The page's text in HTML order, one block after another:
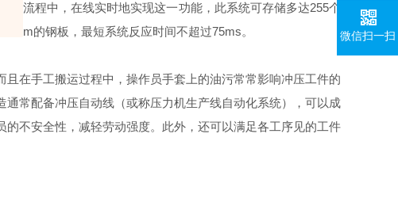
流程中，在线实时地实现这一功能，此系统可存储多达255个
的钢板，最短系统反应时间不超过75ms。
在手工搬运过程中，操作员手套上的油污常常影响冲压工件的
常配备冲压自动线（或称压力机生产线自动化系统），可以成
不安全性，减轻劳动强度。此外，还可以满足各工序见的工件
微信扫一扫